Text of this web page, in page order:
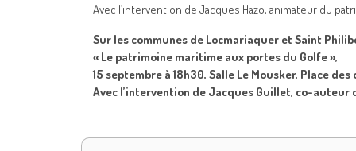
Avec l’intervention de Jacques Hazo, animateur du
Sur les communes de Locmariaquer et Saint
« Le patrimoine maritime aux portes du Golfe »,
15 septembre à 18h30, Salle Le Mousker, Place
Avec l’intervention de Jacques Guillet, co-auteur